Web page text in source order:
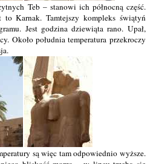
Teb – stanowi ich północną część.
to Karnak. Tamtejszy kompleks świątyń
Jest godzina dziewiąta rano. Upał,
Około południa temperatura przekroczy
są więc tam odpowiednio wyższe.